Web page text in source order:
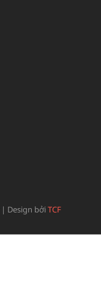
| Design bởiTCF